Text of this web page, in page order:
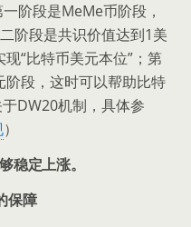
阶段是MeMe币阶段，
阶段是共识价值达到1美
“比特币美元本位”；第
段，这时可以帮助比特
DW20机制，具体参
）
稳定上涨。
保障